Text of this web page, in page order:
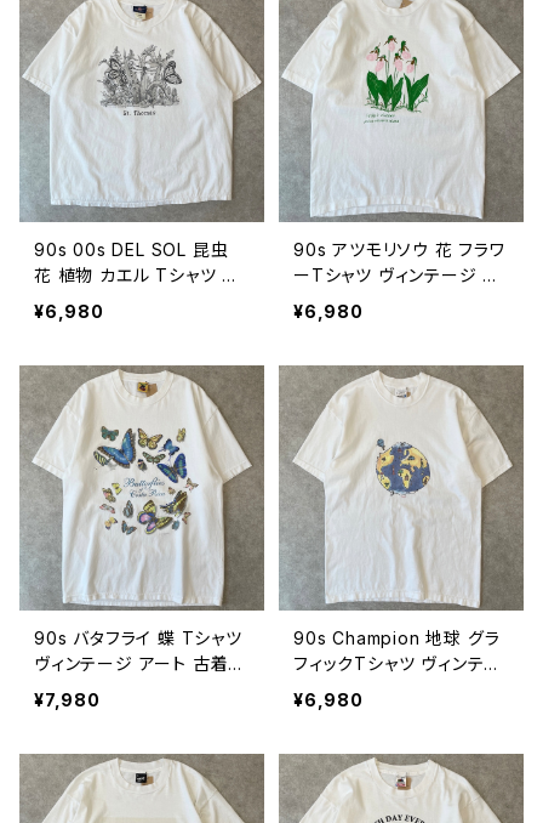
724
3
90s 00s DEL SOL 昆虫
花 植物 カエル Tシャツ フ
ラワー ボタニカル トンボ バ
タフライ 蝶 自然 ネイチャー
白 ビンテージ XXL 26080
722
¥6,980
90s アツモリソウ 花 フラワ
ーTシャツ ヴィンテージ シ
ングルステッチ 古着 自然
ネイチャー ボタニカル 白 9
¥6,980
90s バタフライ 蝶 Tシャツ
ヴィンテージ アート 古着
ネイチャー 白 90年代 ビン
テージ L 26080720
¥7,980
90s Champion 地球 グラ
フィックTシャツ ヴィンテー
ジ 古着 白 アート 90年代
ビンテージ L 26080719
¥6,980